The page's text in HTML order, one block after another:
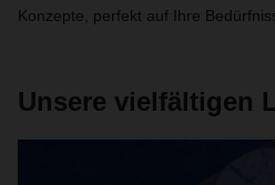
Konzepte, perfekt auf Ihre
Unsere vielfältigen